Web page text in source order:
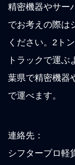
精密機器やサー
でお考えの際は
ください。2ト
トラックで運
葉県で精密機器
で運べます。
連絡先：
シフタープロ軽